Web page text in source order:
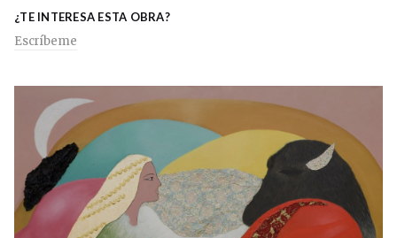
¿TE INTERESA ESTA OBRA?
Escríbeme